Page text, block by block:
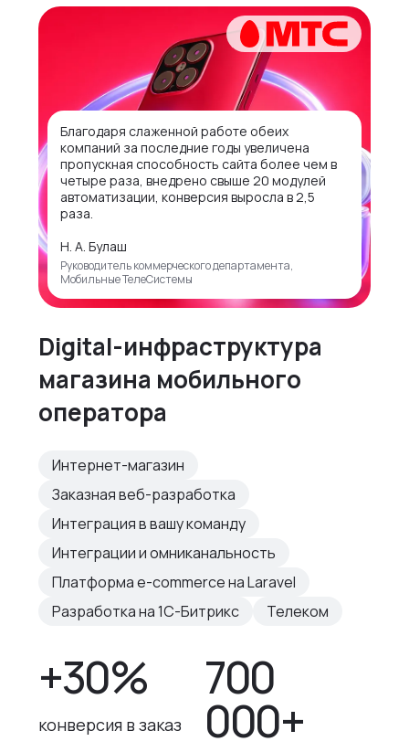
Благодаря слаженной работе обеих
компаний за последние годы увеличена
пропускная способность сайта более чем в
четыре раза, внедрено свыше 20 модулей
автоматизации, конверсия выросла в 2,5
раза.
Н. А. Булаш
Руководитель коммерческого департамента,
Мобильные ТелеСистемы
Digital-инфраструктура
магазина мобильного
оператора
Интернет-магазин
Заказная веб-разработка
Интеграция в вашу команду
Интеграции и омниканальность
Платформа e-commerce на Laravel
Разработка на 1С-Битрикс
Телеком
+30%
конверсия в заказ
700
000+